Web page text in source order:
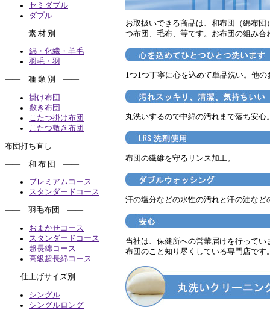
セミダブル
ダブル
―― 素 材 別 ――
綿・化繊・羊毛
羽毛・羽
―― 種 類 別 ――
掛け布団
敷き布団
こたつ掛け布団
こたつ敷き布団
布団打ち直し
―― 和 布 団 ――
プレミアムコース
スタンダードコース
―― 羽毛布団 ――
おまかせコース
スタンダードコース
超長綿コース
高級超長綿コース
― 仕上げサイズ別 ―
シングル
シングルロング
お取扱いできる商品は、和布団（綿布
つ布団、毛布、等です。お布団の組み合
1つ1つ丁寧に心を込めて単品洗い。他
丸洗いするので中綿の汚れまで落ち安心
布団の繊維を守るリンス加工。
汗の塩分などの水性の汚れと汗の油な
当社は、保健所への営業届けを行ってい
布団のこと知り尽くしている専門店です